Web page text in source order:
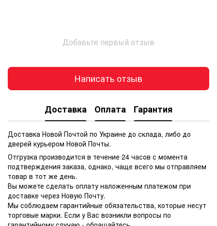
Добавьте первый отзыв
Написать отзыв
Доставка Оплата Гарантия
Доставка Новой Почтой по Украине до склада, либо до
дверей курьером Новой Почты.
Отгрузка производится в течение 24 часов с момента
подтверждения заказа, однако, чаще всего мы отправляем
товар в тот же день.
Вы можете сделать оплату наложенным платежом при
доставке через Новую Почту.
Мы соблюдаем гарантийные обязательства, которые несут
торговые марки. Если у Вас возникли вопросы по